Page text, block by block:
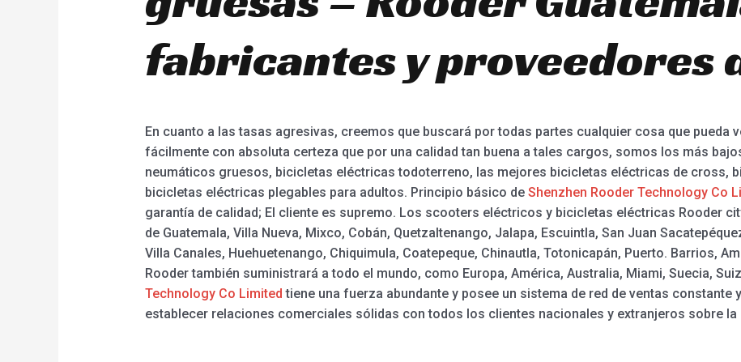
fabricantes y proveedores
En cuanto a las tasas agresivas, creemos que buscará por todas partes cualquier cosa que pueda
fácilmente con absoluta certeza que por una calidad tan buena a tales cargos, somos los más
neumáticos gruesos, bicicletas eléctricas todoterreno, las mejores bicicletas eléctricas de cross,
bicicletas eléctricas plegables para adultos. Principio básico de Shenzhen Rooder Technology Co
garantía de calidad; El cliente es supremo. Los scooters eléctricos y bicicletas eléctricas Rooder
de Guatemala, Villa Nueva, Mixco, Cobán, Quetzaltenango, Jalapa, Escuintla, San Juan
Villa Canales, Huehuetenango, Chiquimula, Coatepeque, Chinautla, Totonicapán, Puerto. Barrios,
Rooder también suministrará a todo el mundo, como Europa, América, Australia, Miami, Suecia,
Technology Co Limited tiene una fuerza abundante y posee un sistema de red de ventas constante
establecer relaciones comerciales sólidas con todos los clientes nacionales y extranjeros sobre la